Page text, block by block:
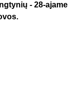
- 28-ajame